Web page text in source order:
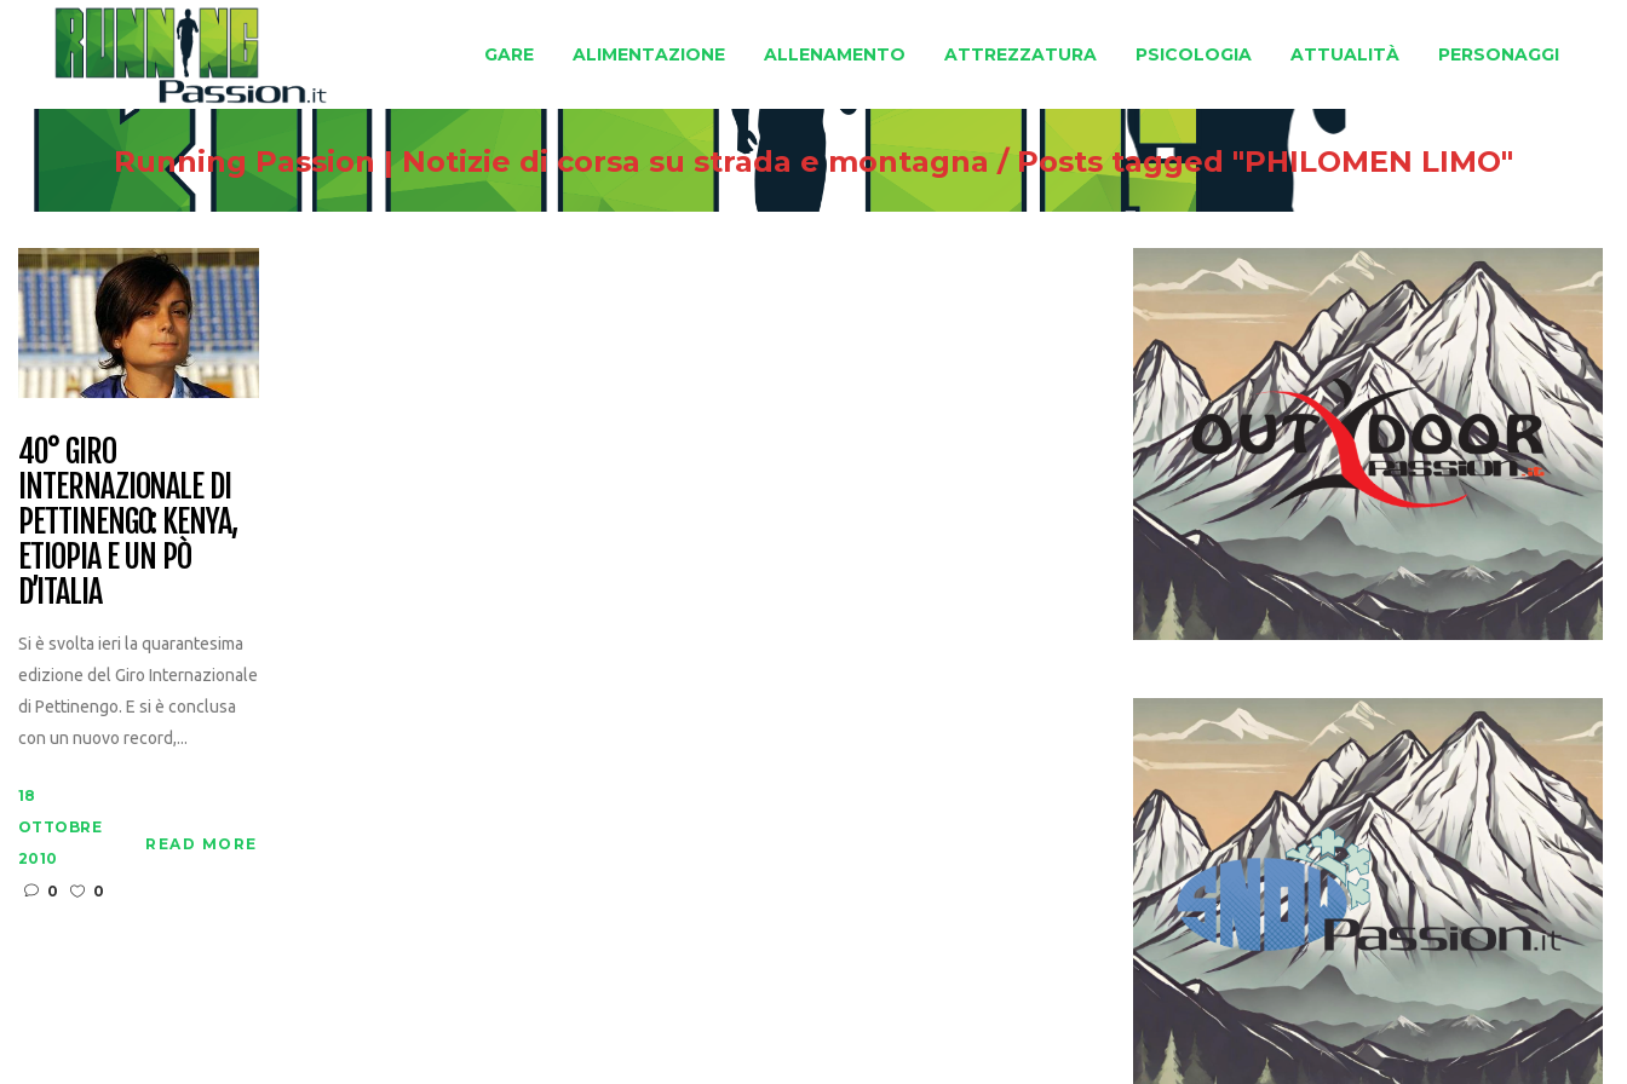
GARE ALIMENTAZIONE ALLENAMENTO ATTREZZATURA PSICOLOGIA ATTUALITÀ PERSONAGGI
Running Passion | Notizie di corsa su strada e montagna/ Posts tagged "PHILOMEN LIMO"
40° GIRO
INTERNAZIONALE DI
PETTINENGO: KENYA,
ETIOPIA E UN PÒ
D’ITALIA
Si è svolta ieri la quarantesima
edizione del Giro Internazionale
di Pettinengo. E si è conclusa
con un nuovo record,...
18
OTTOBRE
2010
0
0
READ MORE